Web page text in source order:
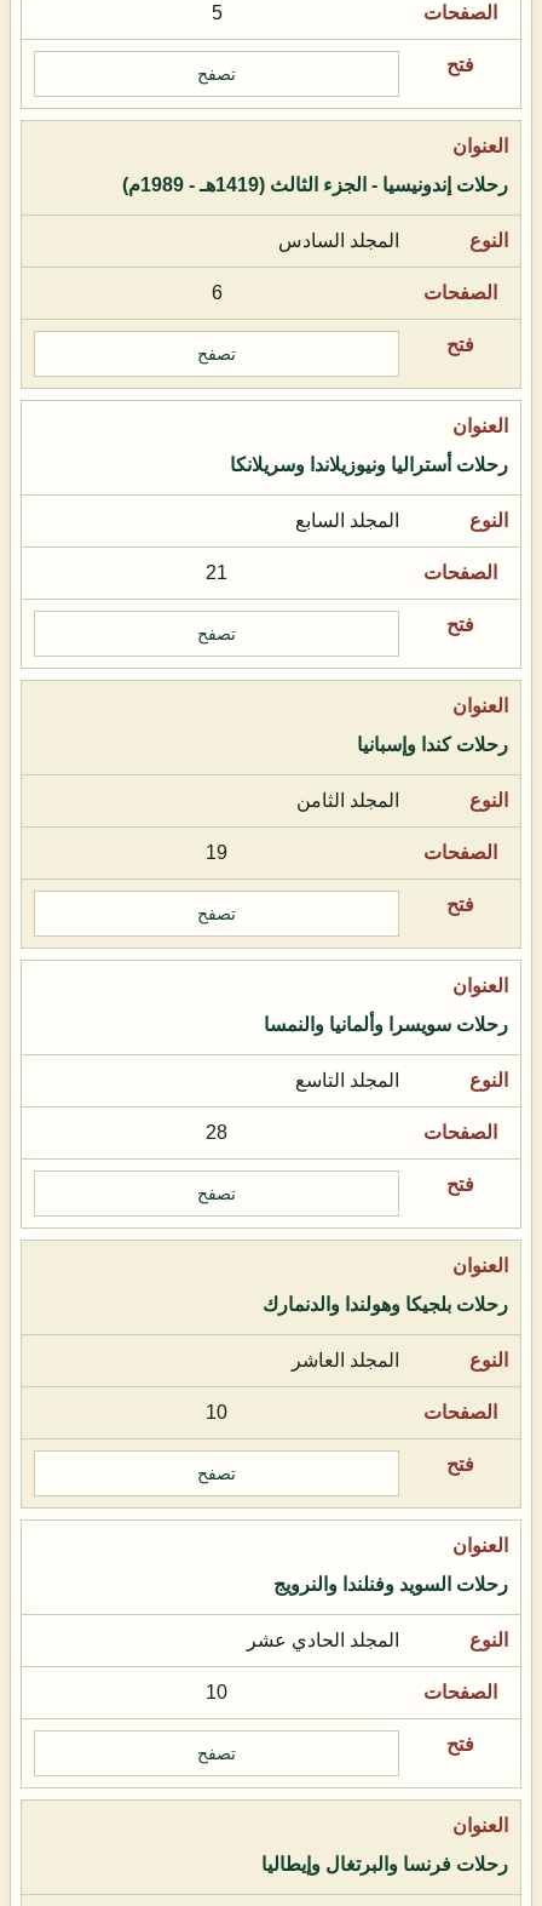
5
تصفح
رحلات إندونيسيا - الجزء الثالث (1419هـ - 1989م)
المجلد السادس
6
تصفح
رحلات أستراليا ونيوزيلاندا وسريلانكا
المجلد السابع
21
تصفح
رحلات كندا وإسبانيا
المجلد الثامن
19
تصفح
رحلات سويسرا وألمانيا والنمسا
المجلد التاسع
28
تصفح
رحلات بلجيكا وهولندا والدنمارك
المجلد العاشر
10
تصفح
رحلات السويد وفنلندا والنرويج
المجلد الحادي عشر
10
تصفح
رحلات فرنسا والبرتغال وإيطاليا